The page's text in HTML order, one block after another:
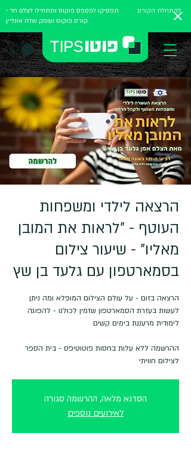
תפסיקו לפספס פוקוס ותתחילו לצלם חד -
קורס פוקוס ועומק שדה אונליין
להתחלת הקורס
הרצאה לילדי ומשפחות
העוטף - "לראות את המובן
מאליו" - שיעור צילום
בסמארטפון עם גלעד בן שץ
הרצאה בזום - על עולם הצילום המופלא ומה ניתן
לעשות בעזרת הסמארטפון שזמין לכולנו - להפוגה
ההרשמה ללא עלות בחסות פוטוטיפס - בית הספר
לצילום חוויתי
הסדנא מלאה, ההרשמה סגורה
לאירועים נוספים